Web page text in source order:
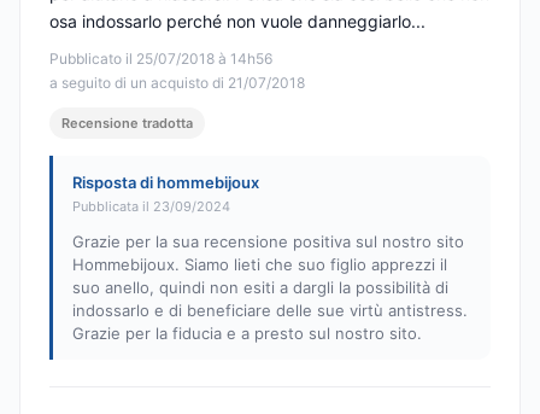
Pubblicato il 25/07/2018 à 14h56
a seguito di un acquisto di 21/07/2018
osa indossarlo perché non vuole danneggiarlo...
Recensione tradotta
Risposta di hommebijoux
Pubblicata il 23/09/2024
Grazie per la sua recensione positiva sul nostro sito
Hommebijoux. Siamo lieti che suo figlio apprezzi il
suo anello, quindi non esiti a dargli la possibilità di
indossarlo e di beneficiare delle sue virtù antistress.
Grazie per la fiducia e a presto sul nostro sito.